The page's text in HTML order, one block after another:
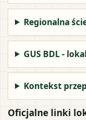
Regionalna
GUS BDL -
Kontekst
Oficjalne linki